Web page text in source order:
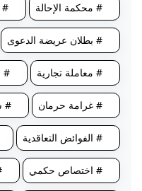
# محكمة الإحالة #
# بطلان عريضة الدعوى
# معاملة تجارية #
# غرامة حرمان #
# الفوائض التعاقدية
# اختصاص حكمي